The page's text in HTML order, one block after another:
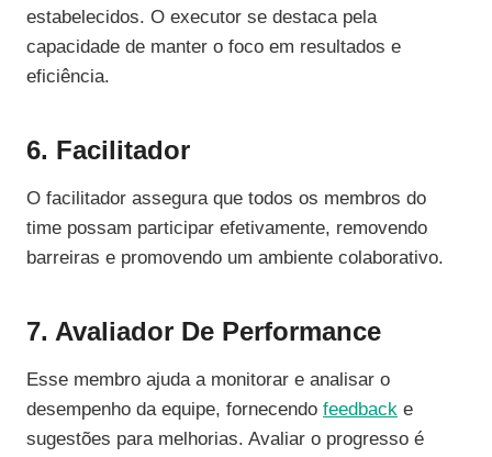
estabelecidos. O executor se destaca pela
capacidade de manter o foco em resultados e
eficiência.
6. Facilitador
O facilitador assegura que todos os membros do
time possam participar efetivamente, removendo
barreiras e promovendo um ambiente colaborativo.
7. Avaliador De Performance
Esse membro ajuda a monitorar e analisar o
desempenho da equipe, fornecendo feedback e
sugestões para melhorias. Avaliar o progresso é